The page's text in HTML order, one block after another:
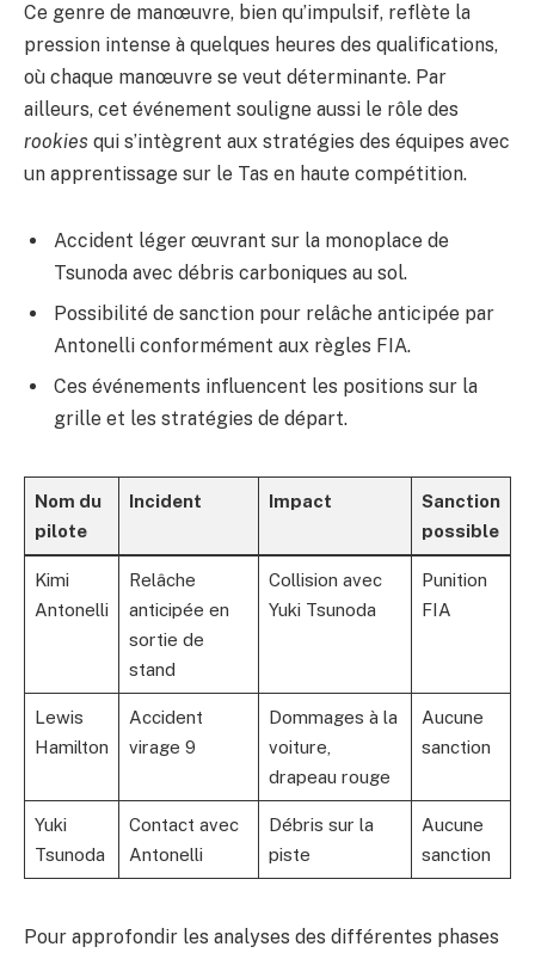
Ce genre de manœuvre, bien qu’impulsif, reflète la
pression intense à quelques heures des qualifications,
où chaque manœuvre se veut déterminante. Par
ailleurs, cet événement souligne aussi le rôle des
rookies qui s’intègrent aux stratégies des équipes avec
un apprentissage sur le Tas en haute compétition.
Accident léger œuvrant sur la monoplace de
Tsunoda avec débris carboniques au sol.
Possibilité de sanction pour relâche anticipée par
Antonelli conformément aux règles FIA.
Ces événements influencent les positions sur la
grille et les stratégies de départ.
Nom du
pilote
Incident Impact
Sanction
possible
Kimi
Antonelli
Relâche
anticipée en
sortie de
stand
Collision avec
Yuki Tsunoda
Punition
FIA
Lewis
Hamilton
Accident
virage 9
Dommages à la
voiture,
drapeau rouge
Aucune
sanction
Yuki
Tsunoda
Contact avec
Antonelli
Débris sur la
piste
Aucune
sanction
Pour approfondir les analyses des différentes phases